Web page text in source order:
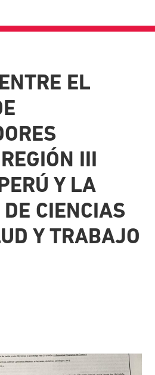
EL
III
Y LA
CIENCIAS
Y TRABAJO